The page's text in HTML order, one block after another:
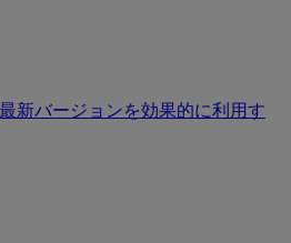
新バージョンを効果的に利用す